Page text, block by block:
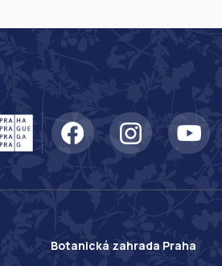
Botanická zahrada Praha